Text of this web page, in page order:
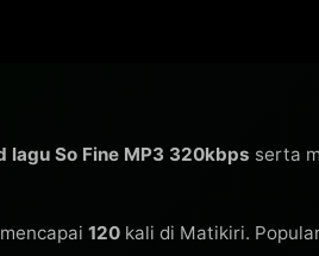
lagu So Fine MP3 320kbps serta
120 kali di Matikiri.